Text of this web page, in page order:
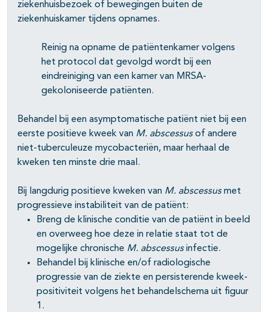
ziekenhuisbezoek of bewegingen buiten de
ziekenhuiskamer tijdens opnames.
Reinig na opname de patiëntenkamer volgens
het protocol dat gevolgd wordt bij een
eindreiniging van een kamer van MRSA-
gekoloniseerde patiënten.
Behandel bij een asymptomatische patiënt niet bij een
eerste positieve kweek van M. abscessusof andere
niet-tuberculeuze mycobacteriën, maar herhaal de
kweken ten minste drie maal.
Bij langdurig positieve kweken van M. abscessusmet
progressieve instabiliteit van de patiënt:
Breng de klinische conditie van de patiënt in beeld
en overweeg hoe deze in relatie staat tot de
mogelijke chronische M. abscessusinfectie.
Behandel bij klinische en/of radiologische
progressie van de ziekte en persisterende kweek-
positiviteit volgens het behandelschema uit figuur
1.